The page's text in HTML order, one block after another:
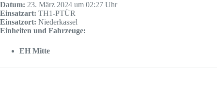
Datum: 23. März 2024 um 02:27 Uhr
Einsatzart: TH1-PTÜR
Einsatzort: Niederkassel
Einheiten und Fahrzeuge:
EH Mitte